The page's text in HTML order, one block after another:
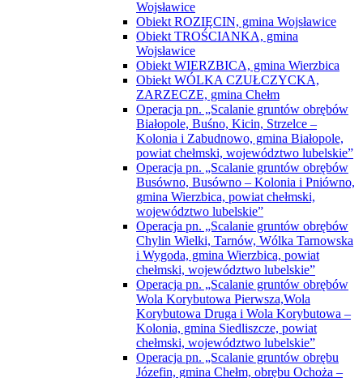
Wojsławice
Obiekt ROZIĘCIN, gmina Wojsławice
Obiekt TROŚCIANKA, gmina
Wojsławice
Obiekt WIERZBICA, gmina Wierzbica
Obiekt WÓLKA CZUŁCZYCKA,
ZARZECZE, gmina Chełm
Operacja pn. „Scalanie gruntów obrębów
Białopole, Buśno, Kicin, Strzelce –
Kolonia i Zabudnowo, gmina Białopole,
powiat chełmski, województwo lubelskie”
Operacja pn. „Scalanie gruntów obrębów
Busówno, Busówno – Kolonia i Pniówno,
gmina Wierzbica, powiat chełmski,
województwo lubelskie”
Operacja pn. „Scalanie gruntów obrębów
Chylin Wielki, Tarnów, Wólka Tarnowska
i Wygoda, gmina Wierzbica, powiat
chełmski, województwo lubelskie”
Operacja pn. „Scalanie gruntów obrębów
Wola Korybutowa Pierwsza,Wola
Korybutowa Druga i Wola Korybutowa –
Kolonia, gmina Siedliszcze, powiat
chełmski, województwo lubelskie”
Operacja pn. „Scalanie gruntów obrębu
Józefin, gmina Chełm, obrębu Ochoża –